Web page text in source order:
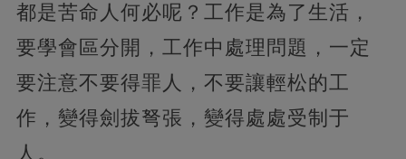
都是苦命人何必呢？工作是為了生活，
要學會區分開，工作中處理問題，一定
要注意不要得罪人，不要讓輕松的工
作，變得劍拔弩張，變得處處受制于
人。